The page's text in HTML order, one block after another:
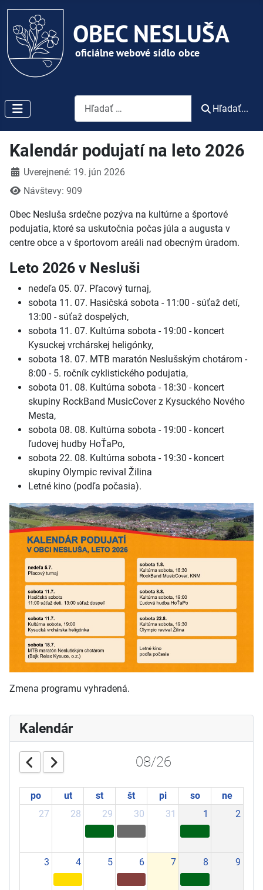
Vyhľadávanie
Hľadať...
Kalendár podujatí na leto 2026
DetailyUverejnené: 19. jún 2026
Návštevy: 909
Obec Nesluša srdečne pozýva na kultúrne a športové
podujatia, ktoré sa uskutočnia počas júla a augusta v
centre obce a v športovom areáli nad obecným úradom.
Leto 2026 v Nesluši
nedeľa 05. 07. Pľacový turnaj,
sobota 11. 07. Hasičská sobota - 11:00 - súťaž detí,
13:00 - súťaž dospelých,
sobota 11. 07. Kultúrna sobota - 19:00 - koncert
Kysuckej vrchárskej heligónky,
sobota 18. 07. MTB maratón Neslušským chotárom -
8:00 - 5. ročník cyklistického podujatia,
sobota 01. 08. Kultúrna sobota - 18:30 - koncert
skupiny RockBand MusicCover z Kysuckého Nového
Mesta,
sobota 08. 08. Kultúrna sobota - 19:00 - koncert
ľudovej hudby HoŤaPo,
sobota 22. 08. Kultúrna sobota - 19:30 - koncert
skupiny Olympic revival Žilina
Letné kino (podľa počasia).
Zmena programu vyhradená.
Kalendár
08/26
po ut st št pi so
ne
27
28 29 30 31 1 2
3 4 5 6 7 8 9